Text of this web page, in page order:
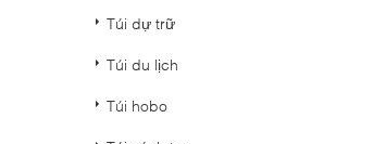
Túi dự trữ
Túi du lịch
Túi hobo